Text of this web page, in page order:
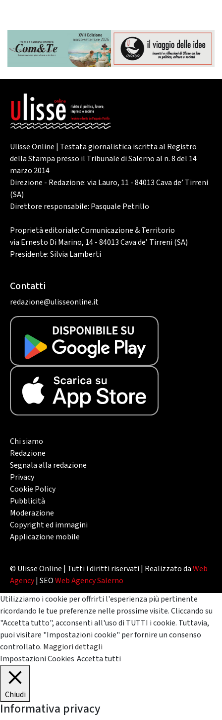
Ulisse Online | Testata giornalistica iscritta al Registro
della Stampa presso il Tribunale di Salerno al n. 8 del 14
marzo 2014
Direzione - Redazione: via Lauro, 11 - 84013 Cava de’ Tirreni
(SA)
Direttore responsabile: Pasquale Petrillo
Proprietà editoriale: Comunicazione & Territorio
via Ernesto Di Marino, 14 - 84013 Cava de’ Tirreni (SA)
Presidente: Silvia Lamberti
Contatti
redazione@ulisseonline.it
Chi siamo
Redazione
Segnala alla redazione
Privacy
Cookie Policy
Pubblicità
Moderazione
Copyright ed immagini
Applicazione mobile
© Ulisse Online | Tutti i diritti riservati | Realizzato daWeb
Agency| SEOWeb Agency Salerno
Utilizziamo i cookie per offrirti l'esperienza più pertinente
ricordando le tue preferenze nelle prossime visite. Cliccando su
"Accetta tutto", acconsenti all'uso di TUTTI i cookie. Tuttavia,
puoi visitare "Impostazioni cookie" per fornire un consenso
controllato. Maggiori dettagli
Impostazioni Cookies Accetta tutti
Chiudi
Informativa privacy